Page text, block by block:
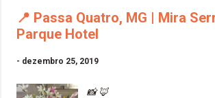
📍 Passa Quatro, MG | Mira
Parque Hotel
- dezembro 25, 2019
📸 🦊